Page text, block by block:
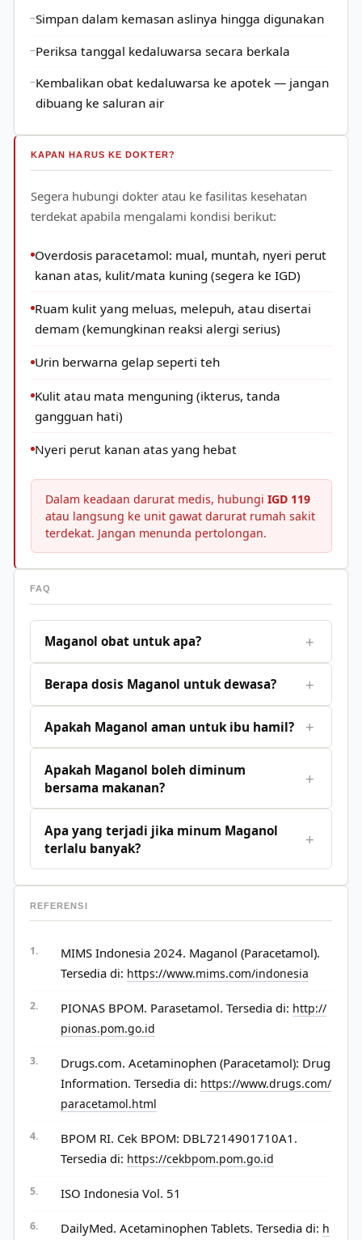
Simpan dalam kemasan aslinya hingga digunakan
Periksa tanggal kedaluwarsa secara berkala
Kembalikan obat kedaluwarsa ke apotek — jangan
dibuang ke saluran air
KAPAN HARUS KE DOKTER?
Segera hubungi dokter atau ke fasilitas kesehatan
terdekat apabila mengalami kondisi berikut:
Overdosis paracetamol: mual, muntah, nyeri perut
kanan atas, kulit/mata kuning (segera ke IGD)
Ruam kulit yang meluas, melepuh, atau disertai
demam (kemungkinan reaksi alergi serius)
Urin berwarna gelap seperti teh
Kulit atau mata menguning (ikterus, tanda
gangguan hati)
Nyeri perut kanan atas yang hebat
Dalam keadaan darurat medis, hubungi IGD 119
atau langsung ke unit gawat darurat rumah sakit
terdekat. Jangan menunda pertolongan.
FAQ
Maganol obat untuk apa? +
Berapa dosis Maganol untuk dewasa? +
Apakah Maganol aman untuk ibu hamil? +
Apakah Maganol boleh diminum
bersama makanan?
+
Apa yang terjadi jika minum Maganol
terlalu banyak?
+
REFERENSI
MIMS Indonesia 2024. Maganol (Paracetamol).
Tersedia di: https://www.mims.com/indonesia
PIONAS BPOM. Parasetamol. Tersedia di: http://
pionas.pom.go.id
Drugs.com. Acetaminophen (Paracetamol): Drug
Information. Tersedia di: https://www.drugs.com/
paracetamol.html
BPOM RI. Cek BPOM: DBL7214901710A1.
Tersedia di: https://cekbpom.pom.go.id
ISO Indonesia Vol. 51
DailyMed. Acetaminophen Tablets. Tersedia di: h